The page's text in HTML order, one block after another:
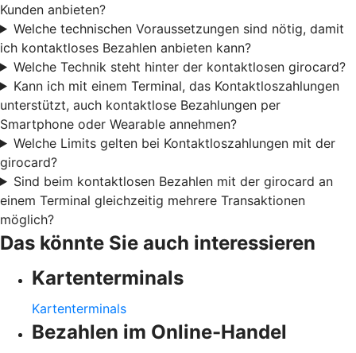
Kunden anbieten?
Welche technischen Voraussetzungen sind nötig, damit
ich kontaktloses Bezahlen anbieten kann?
Welche Technik steht hinter der kontaktlosen girocard?
Kann ich mit einem Terminal, das Kontaktloszahlungen
unterstützt, auch kontaktlose Bezahlungen per
Smartphone oder Wearable annehmen?
Welche Limits gelten bei Kontaktloszahlungen mit der
girocard?
Sind beim kontaktlosen Bezahlen mit der girocard an
einem Terminal gleichzeitig mehrere Transaktionen
möglich?
Das könnte Sie auch interessieren
Kartenterminals
Kartenterminals
Bezahlen im Online-Handel